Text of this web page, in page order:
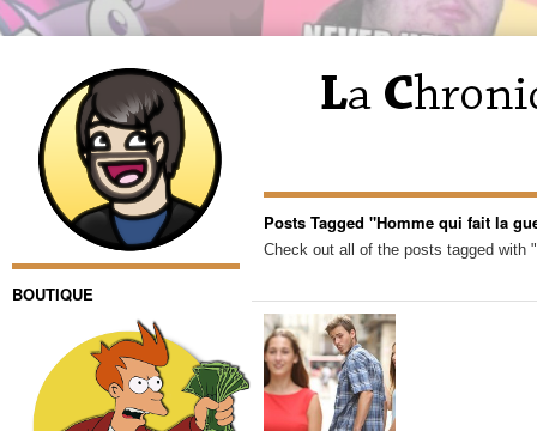
BOUTIQUE
Posts Tagged "Homme qui fait la
Check out all of the posts tagged with